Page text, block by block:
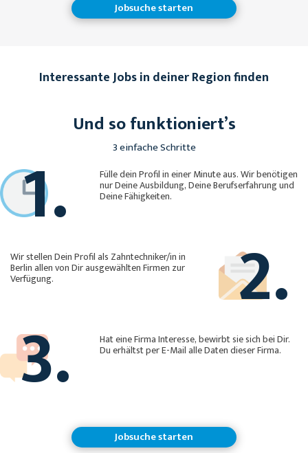
Jobsuche starten
Interessante Jobs in deiner Region finden
Und so funktioniert’s
3 einfache Schritte
1. Fülle dein Profil in einer Minute aus. Wir benötigen
nur Deine Ausbildung, Deine Berufserfahrung und
Deine Fähigkeiten.
2.
Wir stellen Dein Profil als Zahntechniker/in in
Berlin allen von Dir ausgewählten Firmen zur
Verfügung.
3. Hat eine Firma Interesse, bewirbt sie sich bei Dir.
Du erhältst per E-Mail alle Daten dieser Firma.
Jobsuche starten